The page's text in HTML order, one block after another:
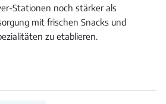
Stationen noch stärker als
mit frischen Snacks und
zu etablieren.